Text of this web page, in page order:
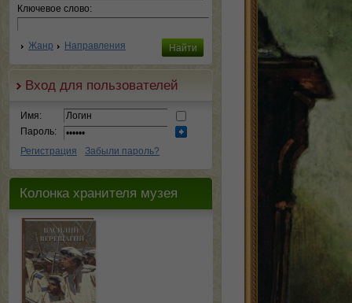
Ключевое слово:
Жанр Направления
Вход для пользователей
Имя:
Пароль:
Регистрация
Забыли пароль?
Колонка хранителя музея